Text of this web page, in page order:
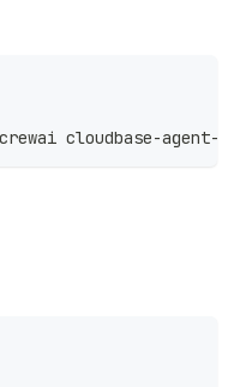
cloudbase-